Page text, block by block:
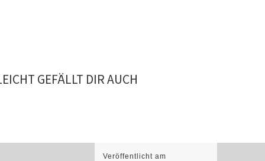
GEFÄLLT DIR AUCH
Veröffentlicht am